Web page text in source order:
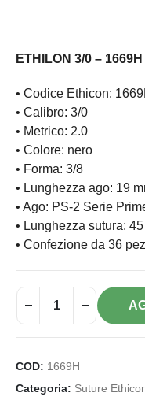
ETHILON 3/0 –
• Codice Ethicon:
• Calibro: 3/0
• Metrico: 2.0
• Colore: nero
• Forma: 3/8
• Lunghezza ago: 19
• Ago: PS-2 Serie
• Lunghezza sutura:
• Confezione da 36
COD: 1669H
Categoria: Suture